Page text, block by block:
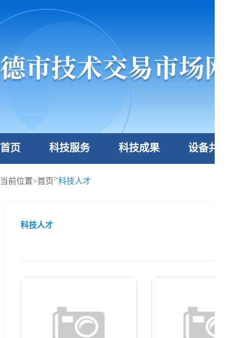
首页 科技服务 科技成果 设备共享
当前位置>首页>科技人才
科技人才